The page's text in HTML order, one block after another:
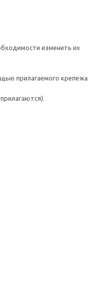
изменить их
прилагаемого крепежа